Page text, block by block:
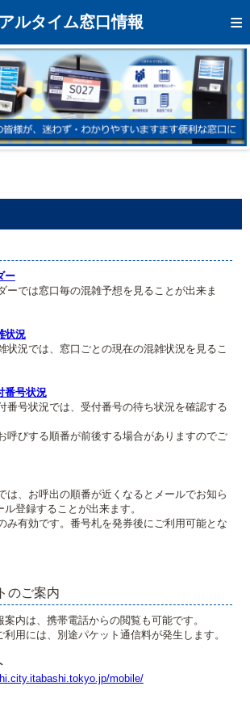
ルタイム窓口情報
ダー
雑状況
付番号状況
ップ
ー
では窓口毎の混雑予想を見ることが出来ま
状況
況では、窓口ごとの現在の混雑状況を見るこ
番号状況
号状況では、受付番号の待ち状況を確認する
びする順番が前後する場合がありますのでご
、お呼出の順番が近くなるとメールでお知ら
登録することが出来ます。
有効です。番号札を発券後にご利用可能とな
のご案内
内は、携帯電話からの閲覧も可能です。
用には、別途パケット通信料が発生します。
mobile/